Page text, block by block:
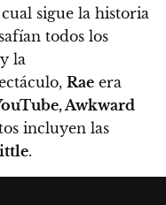
cual sigue la historia
todos los
la
Rae era
Awkward
incluyen las
.